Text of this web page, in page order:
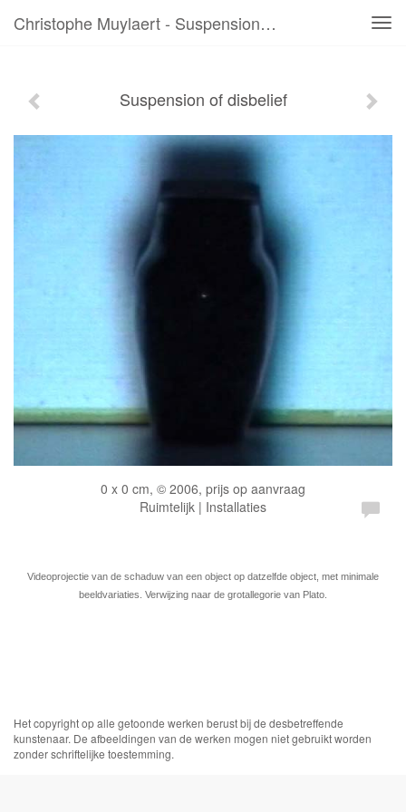
Christophe Muylaert - Suspension Of Disbelief
Suspension of disbelief
0 x 0 cm, © 2006, prijs op aanvraag
Ruimtelijk | Installaties
Videoprojectie van de schaduw van een object op datzelfde object, met minimale
beeldvariaties. Verwijzing naar de grotallegorie van Plato.
Het copyright op alle getoonde werken berust bij de desbetreffende
kunstenaar. De afbeeldingen van de werken mogen niet gebruikt worden
zonder schriftelijke toestemming.